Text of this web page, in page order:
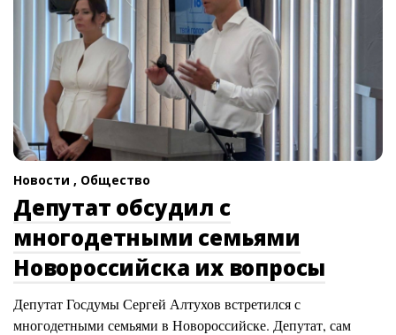
Новости , Общество
Депутат обсудил с
многодетными семьями
Новороссийска их вопросы
Депутат Госдумы Сергей Алтухов встретился с
многодетными семьями в Новороссийске. Депутат, сам